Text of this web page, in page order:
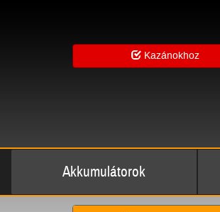
Kazánokhoz
Akkumulátorok